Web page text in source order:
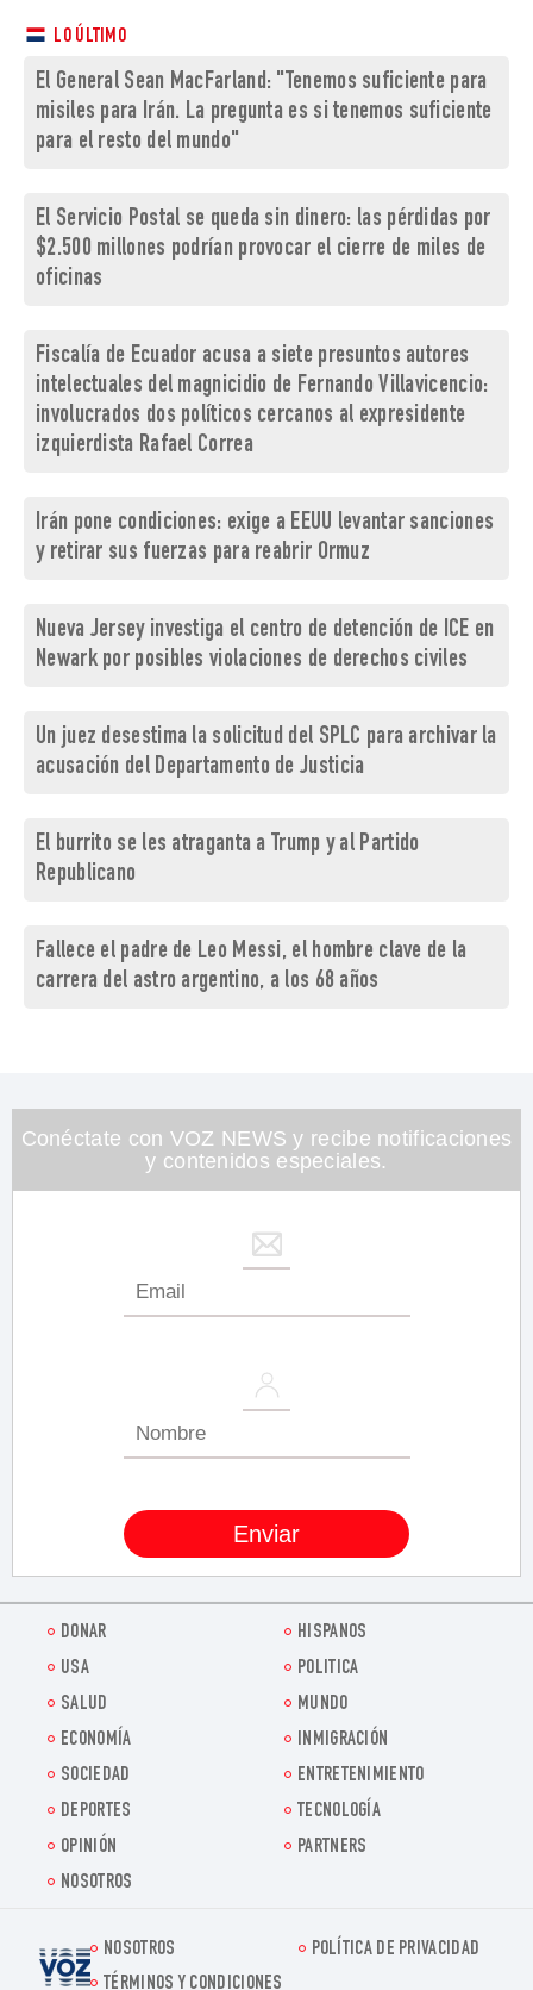
LO ÚLTIMO
El General Sean MacFarland: "Tenemos suficiente para
misiles para Irán. La pregunta es si tenemos suficiente
para el resto del mundo"
El Servicio Postal se queda sin dinero: las pérdidas por
$2.500 millones podrían provocar el cierre de miles de
oficinas
Fiscalía de Ecuador acusa a siete presuntos autores
intelectuales del magnicidio de Fernando Villavicencio:
involucrados dos políticos cercanos al expresidente
izquierdista Rafael Correa
Irán pone condiciones: exige a EEUU levantar sanciones
y retirar sus fuerzas para reabrir Ormuz
Nueva Jersey investiga el centro de detención de ICE en
Newark por posibles violaciones de derechos civiles
Un juez desestima la solicitud del SPLC para archivar la
acusación del Departamento de Justicia
El burrito se les atraganta a Trump y al Partido
Republicano
Fallece el padre de Leo Messi, el hombre clave de la
carrera del astro argentino, a los 68 años
Conéctate con VOZ NEWS y recibe notificaciones
y contenidos especiales.
DONAR
HISPANOS
USA
POLITICA
SALUD
MUNDO
ECONOMÍA
INMIGRACIÓN
SOCIEDAD
ENTRETENIMIENTO
DEPORTES
TECNOLOGÍA
OPINIÓN
PARTNERS
NOSOTROS
Voz.us
NOSOTROS
POLÍTICA DE PRIVACIDAD
TÉRMINOS Y CONDICIONES